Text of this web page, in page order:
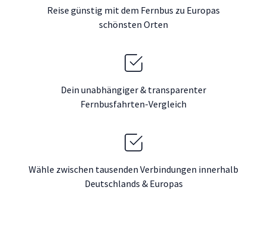
Reise günstig mit dem Fernbus zu Europas
schönsten Orten
Dein unabhängiger & transparenter
Fernbusfahrten-Vergleich
Wähle zwischen tausenden Verbindungen innerhalb
Deutschlands & Europas